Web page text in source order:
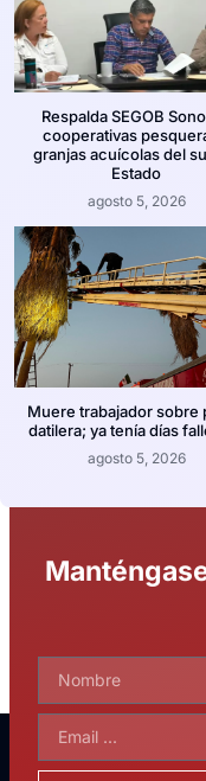
Respalda SEGOB
cooperativas
granjas acuícolas del
Estado
agosto 5, 2026
Muere trabajador sobre
datilera; ya tenía días
agosto 5, 2026